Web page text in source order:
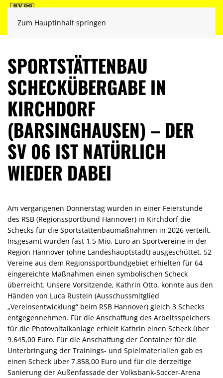
Zum Hauptinhalt springen
SPORTSTÄTTENBAU
SCHECKÜBERGABE IN
KIRCHDORF
(BARSINGHAUSEN) – DER
SV 06 IST NATÜRLICH
WIEDER DABEI
Am vergangenen Donnerstag wurden in einer Feierstunde
des RSB (Regionssportbund Hannover) in Kirchdorf die
Schecks für die Sportstättenbaumaßnahmen in 2026 verteilt.
Insgesamt wurden fast 1,5 Mio. Euro an Sportvereine in der
Region Hannover (ohne Landeshauptstadt) ausgeschüttet. 52
Vereine aus dem Regionssportbundgebiet erhielten für 64
eingereichte Maßnahmen einen symbolischen Scheck
überreicht. Unsere Vorsitzende, Kathrin Otto, konnte aus den
Händen von Luca Rustein (Ausschussmitglied
„Vereinsentwicklung“ beim RSB Hannover) gleich 3 Schecks
entgegennehmen. Für die Anschaffung des Arbeitsspeichers
für die Photovoltaikanlage erhielt Kathrin einen Scheck über
9.645,00 Euro. Für die Anschaffung der Container für die
Unterbringung der Trainings- und Spielmaterialien gab es
einen Scheck über 7.858,00 Euro und für die derzeitige
Sanierung der Außenfassade der Volksbank-Soccer-Arena